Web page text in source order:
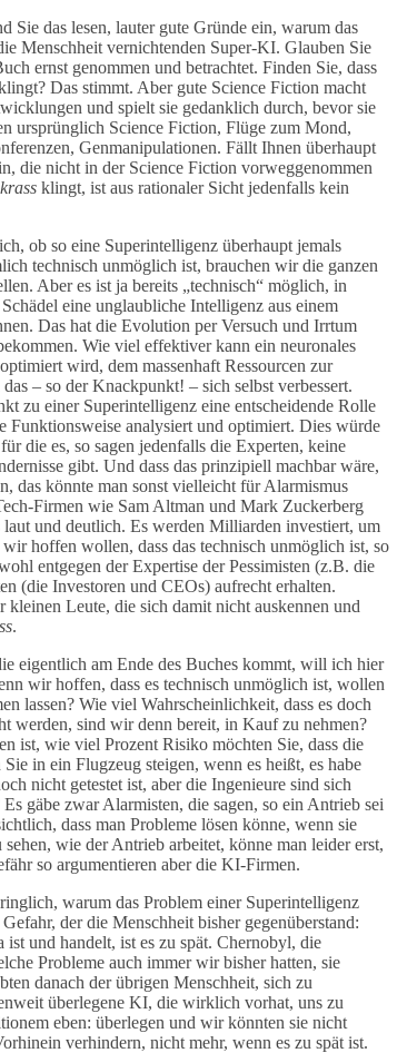
Sie das lesen, lauter gute Gründe ein, warum das
Menschheit vernichtenden Super-KI. Glauben Sie
ernst genommen und betrachtet. Finden Sie, dass
Das stimmt. Aber gute Science Fiction macht
und spielt sie gedanklich durch, bevor sie
ursprünglich Science Fiction, Flüge zum Mond,
Genmanipulationen. Fällt Ihnen überhaupt
die nicht in der Science Fiction vorweggenommen
klingt, ist aus rationaler Sicht jedenfalls kein
ob so eine Superintelligenz überhaupt jemals
technisch unmöglich ist, brauchen wir die ganzen
Aber es ist ja bereits „technisch“ möglich, in
eine unglaubliche Intelligenz aus einem
Das hat die Evolution per Versuch und Irrtum
Wie viel effektiver kann ein neuronales
wird, dem massenhaft Ressourcen zur
– so der Knackpunkt! – sich selbst verbessert.
zu einer Superintelligenz eine entscheidende Rolle
Funktionsweise analysiert und optimiert. Dies würde
die es, so sagen jedenfalls die Experten, keine
gibt. Und dass das prinzipiell machbar wäre,
das könnte man sonst vielleicht für Alarmismus
Firmen wie Sam Altman und Mark Zuckerberg
laut und deutlich. Es werden Milliarden investiert, um
hoffen wollen, dass das technisch unmöglich ist, so
entgegen der Expertise der Pessimisten (z.B. die
(die Investoren und CEOs) aufrecht erhalten.
Leute, die sich damit nicht auskennen und
.
eigentlich am Ende des Buches kommt, will ich hier
wir hoffen, dass es technisch unmöglich ist, wollen
lassen? Wie viel Wahrscheinlichkeit, dass es doch
werden, sind wir denn bereit, in Kauf zu nehmen?
ist, wie viel Prozent Risiko möchten Sie, dass die
in ein Flugzeug steigen, wenn es heißt, es habe
nicht getestet ist, aber die Ingenieure sind sich
gäbe zwar Alarmisten, die sagen, so ein Antrieb sei
dass man Probleme lösen könne, wenn sie
wie der Antrieb arbeitet, könne man leider erst,
so argumentieren aber die KI-Firmen.
warum das Problem einer Superintelligenz
der die Menschheit bisher gegenüberstand:
und handelt, ist es zu spät. Chernobyl, die
Probleme auch immer wir bisher hatten, sie
danach der übrigen Menschheit, sich zu
überlegene KI, die wirklich vorhat, uns zu
eben: überlegen und wir könnten sie nicht
verhindern, nicht mehr, wenn es zu spät ist.